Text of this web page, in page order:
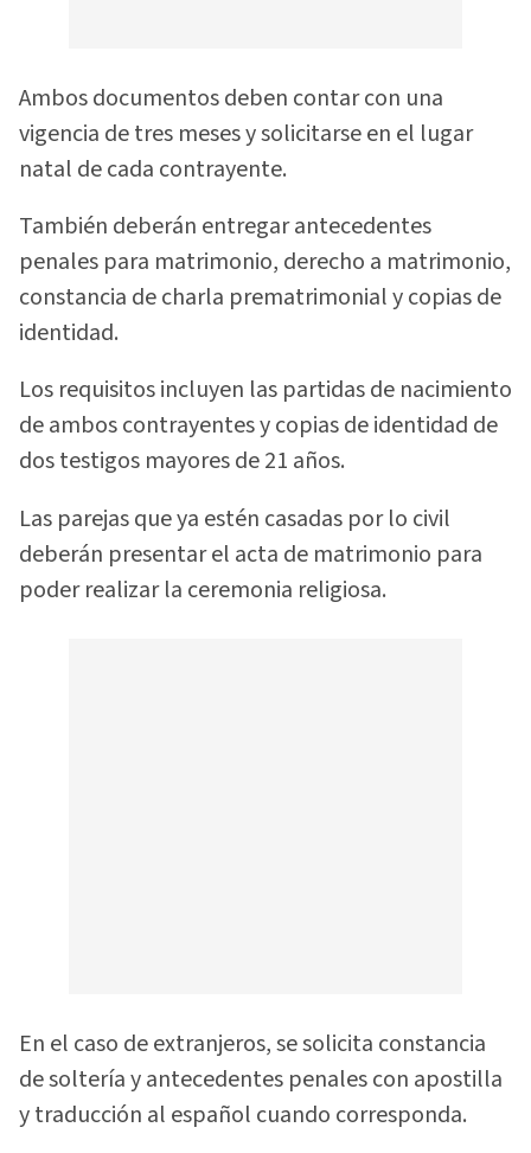
Ambos documentos deben contar con una
vigencia de tres meses y solicitarse en el lugar
natal de cada contrayente.
También deberán entregar antecedentes
penales para matrimonio, derecho a matrimonio,
constancia de charla prematrimonial y copias de
identidad.
Los requisitos incluyen las partidas de nacimiento
de ambos contrayentes y copias de identidad de
dos testigos mayores de 21 años.
Las parejas que ya estén casadas por lo civil
deberán presentar el acta de matrimonio para
poder realizar la ceremonia religiosa.
En el caso de extranjeros, se solicita constancia
de soltería y antecedentes penales con apostilla
y traducción al español cuando corresponda.